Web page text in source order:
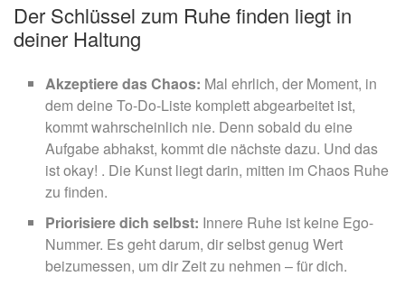
Der Schlüssel zum Ruhe finden liegt in
deiner Haltung
Akzeptiere das Chaos: Mal ehrlich, der Moment, in
dem deine To-Do-Liste komplett abgearbeitet ist,
kommt wahrscheinlich nie. Denn sobald du eine
Aufgabe abhakst, kommt die nächste dazu. Und das
ist okay! . Die Kunst liegt darin, mitten im Chaos Ruhe
zu finden.
Priorisiere dich selbst: Innere Ruhe ist keine Ego-
Nummer. Es geht darum, dir selbst genug Wert
beizumessen, um dir Zeit zu nehmen – für dich.